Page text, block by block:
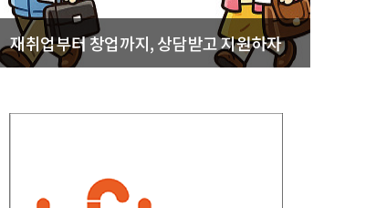
재취업부터 창업까지, 상담받고 지원하자